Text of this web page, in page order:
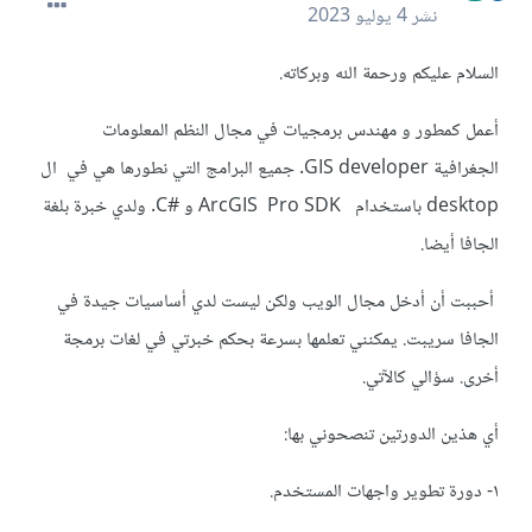
نشر4 يوليو 2023
السلام عليكم ورحمة الله وبركاته.
أعمل كمطور و مهندس برمجيات في مجال النظم المعلومات
الجغرافية GIS developer. جميع البرامج التي نطورها هي في ال
desktop باستخدام ArcGIS Pro SDK و #C. ولدي خبرة بلغة
الجافا أيضا.
أحببت أن أدخل مجال الويب ولكن ليست لدي أساسيات جيدة في
الجافا سريبت. يمكنني تعلمها بسرعة بحكم خبرتي في لغات برمجة
أخرى. سؤالي كالآتي.
أي هذين الدورتين تنصحوني بها:
دورة تطوير واجهات المستخدم.